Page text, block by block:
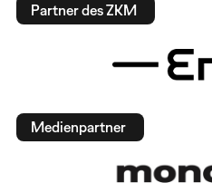
Partner des ZKM
Medienpartner